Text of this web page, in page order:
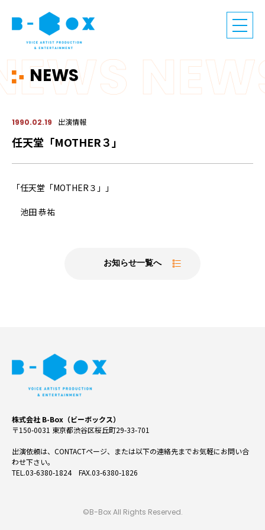
NEWS
1990.02.19 出演情報
任天堂「MOTHER３」
「任天堂「MOTHER３」」
池田 恭祐
お知らせ一覧へ
株式会社 B-Box（ビーボックス）
〒150-0031 東京都渋谷区桜丘町29-33-701
出演依頼は、CONTACTページ、または以下の連絡先までお気軽にお問い合
わせ下さい。
TEL.03-6380-1824 FAX.03-6380-1826
©B-Box All Rights Reserved.